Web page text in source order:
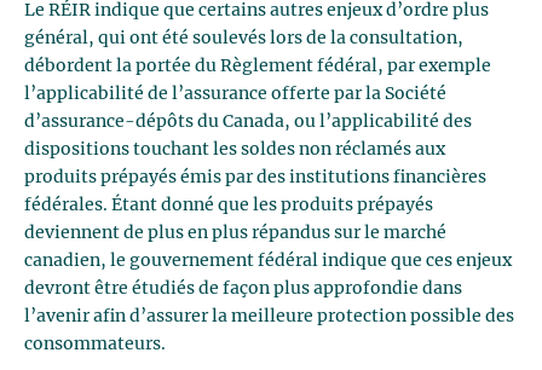
Le RÉIR indique que certains autres enjeux d’ordre plus
général, qui ont été soulevés lors de la consultation,
débordent la portée du Règlement fédéral, par exemple
l’applicabilité de l’assurance offerte par la Société
d’assurance-dépôts du Canada, ou l’applicabilité des
dispositions touchant les soldes non réclamés aux
produits prépayés émis par des institutions financières
fédérales. Étant donné que les produits prépayés
deviennent de plus en plus répandus sur le marché
canadien, le gouvernement fédéral indique que ces enjeux
devront être étudiés de façon plus approfondie dans
l’avenir afin d’assurer la meilleure protection possible des
consommateurs.